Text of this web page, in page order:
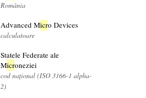
România
Advanced Micro Devices
calculatoare
Statele Federate ale
Microneziei
cod național (ISO 3166-1 alpha-
2)